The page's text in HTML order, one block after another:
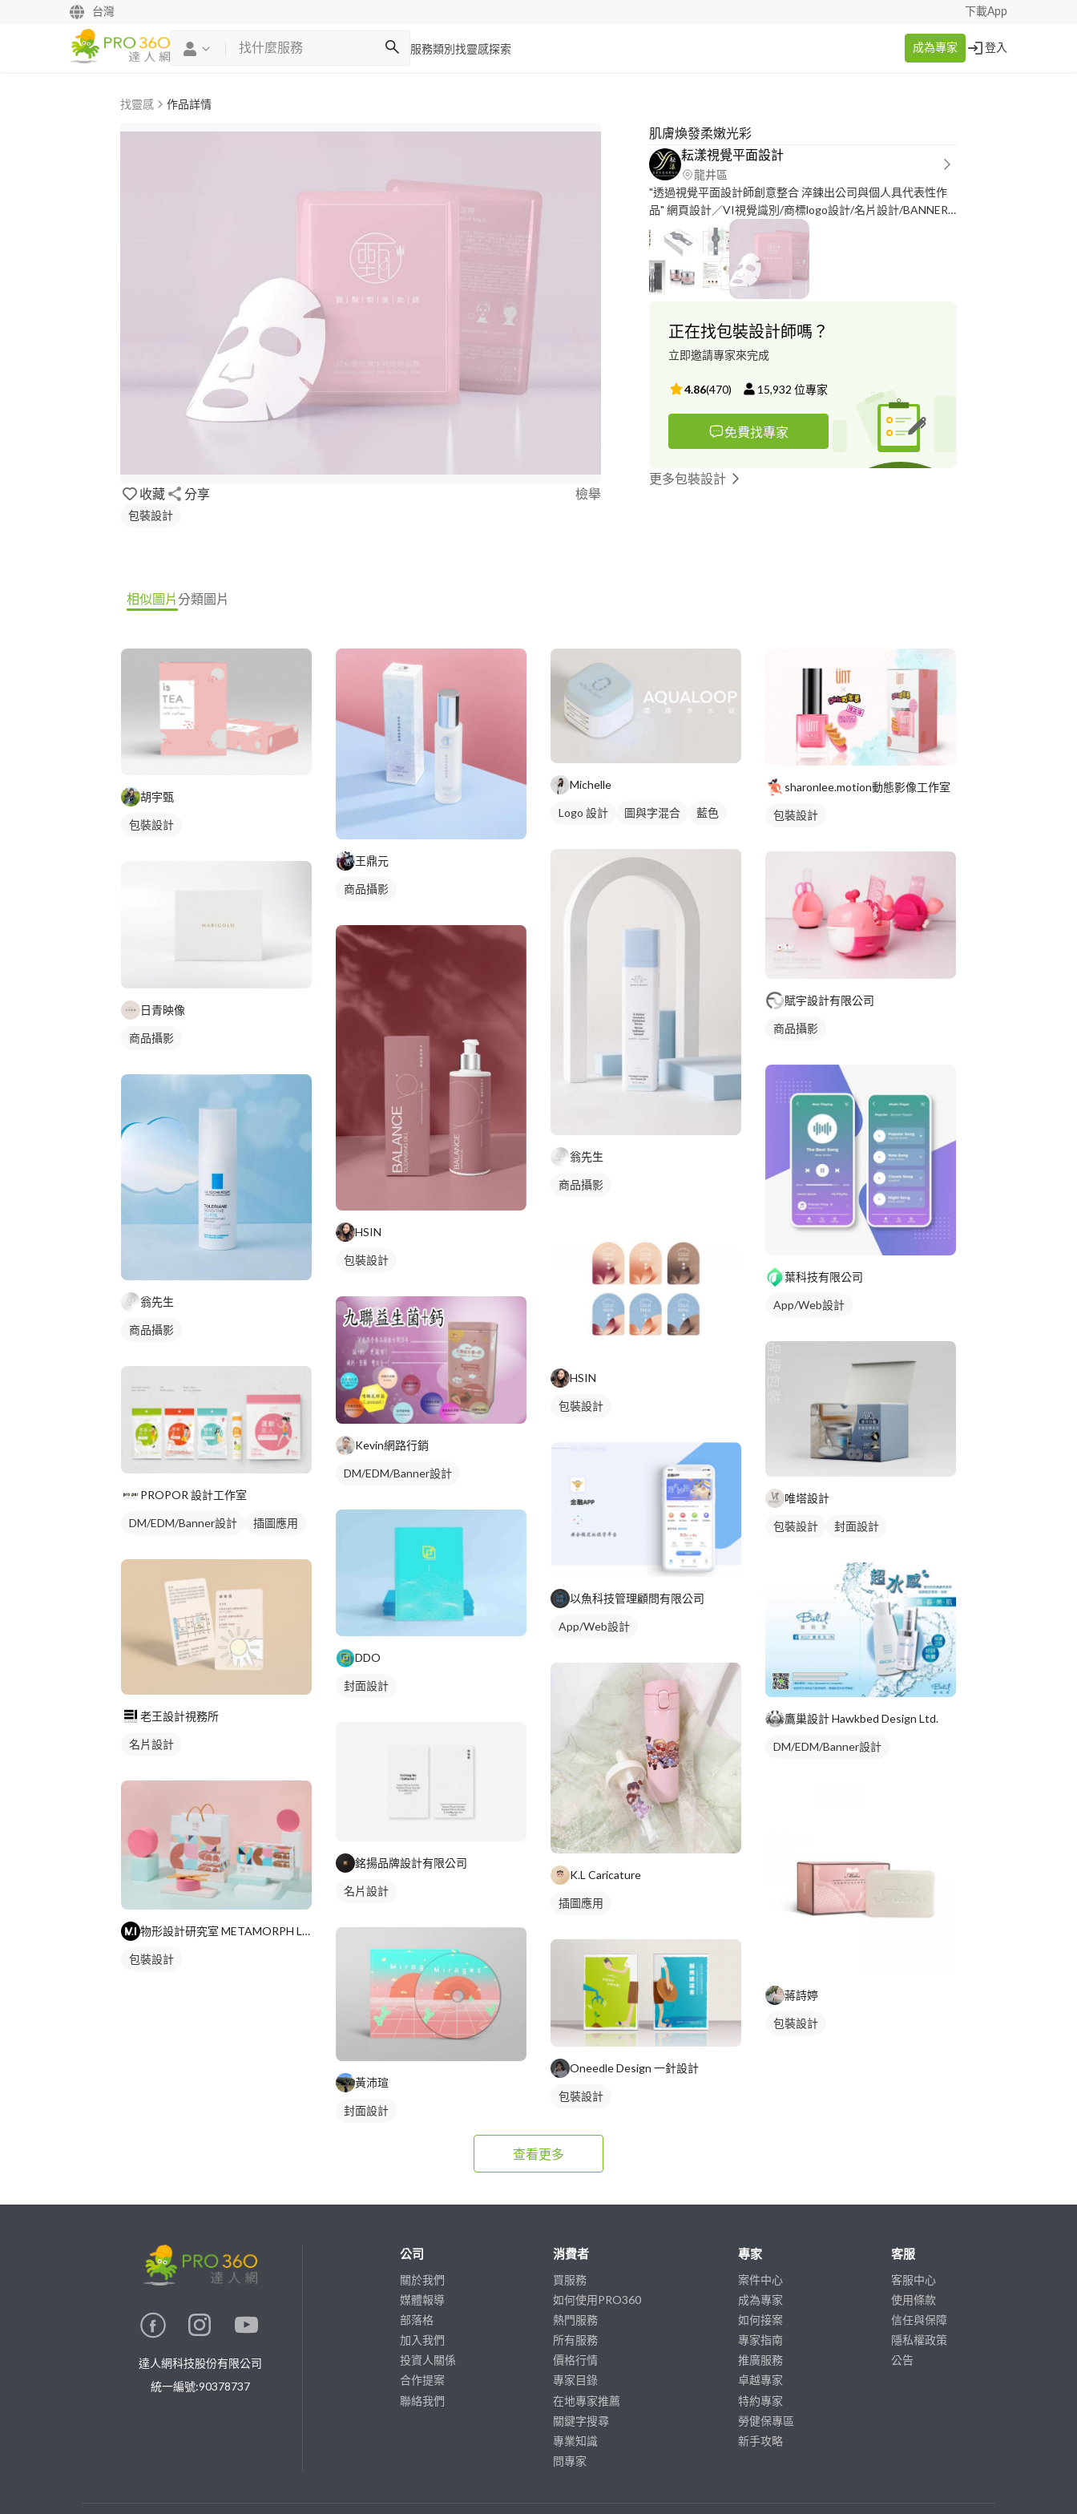
台灣 下載App
服務類別 找靈感探索 成為專家 登入
找靈感 作品詳情
收藏 分享 檢舉
包裝設計
肌膚煥發柔嫩光彩
耘漾視覺平面設計
龍井區
"透過視覺平面設計師創意整合 淬鍊出公司與個人具代表性作
品" 網頁設計／VI視覺識別/商標logo設計/名片設計/BANNER
橫幅FB/DM.EDM設計/彩盒包裝設計/Q版人物設計/各式標籤貼
紙設計/影片剪接/音樂剪輯
正在找包裝設計師嗎？
立即邀請專家來完成
4.86(470) 15,932 位專家
免費找專家
更多包裝設計
相似圖片分類圖片
胡宇甄
包裝設計
日青映像
商品攝影
翁先生
商品攝影
PROPOR 設計工作室
DM/EDM/Banner設計 插圖應用
老王設計視務所
名片設計
物形設計研究室 METAMORPH LAB
包裝設計
王鼎元
商品攝影
HSIN
包裝設計
Kevin網路行銷
DM/EDM/Banner設計
DDO
封面設計
銘揚品牌設計有限公司
名片設計
黃沛瑄
封面設計
Michelle
Logo 設計 圖與字混合 藍色
翁先生
商品攝影
HSIN
包裝設計
以魚科技管理顧問有限公司
App/Web設計
K.L Caricature
插圖應用
Oneedle Design 一針設計
包裝設計
sharonlee.motion動態影像工作室
包裝設計
賦宇設計有限公司
商品攝影
葉科技有限公司
App/Web設計
唯塔設計
包裝設計 封面設計
鷹巢設計 Hawkbed Design Ltd.
DM/EDM/Banner設計
蔣詩婷
包裝設計
查看更多
達人網科技股份有限公司
統一編號:90378737
公司
關於我們
媒體報導
部落格
加入我們
投資人關係
合作提案
聯絡我們
消費者
買服務
如何使用PRO360
熱門服務
所有服務
價格行情
專家目錄
在地專家推薦
關鍵字搜尋
專業知識
問專家
專家
案件中心
成為專家
如何接案
專家指南
推廣服務
卓越專家
特約專家
勞健保專區
新手攻略
客服
客服中心
使用條款
信任與保障
隱私權政策
公告